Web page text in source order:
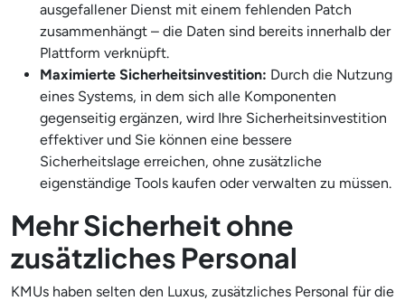
ausgefallener Dienst mit einem fehlenden Patch
zusammenhängt – die Daten sind bereits innerhalb der
Plattform verknüpft.
Maximierte Sicherheitsinvestition: Durch die Nutzung
eines Systems, in dem sich alle Komponenten
gegenseitig ergänzen, wird Ihre Sicherheitsinvestition
effektiver und Sie können eine bessere
Sicherheitslage erreichen, ohne zusätzliche
eigenständige Tools kaufen oder verwalten zu müssen.
Mehr Sicherheit ohne
zusätzliches Personal
KMUs haben selten den Luxus, zusätzliches Personal für die